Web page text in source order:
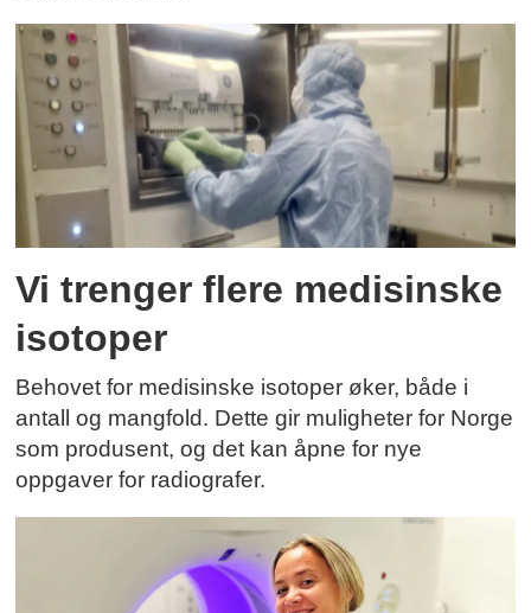
Vi trenger flere medisinske
isotoper
Behovet for medisinske isotoper øker, både i
antall og mangfold. Dette gir muligheter for Norge
som produsent, og det kan åpne for nye
oppgaver for radiografer.